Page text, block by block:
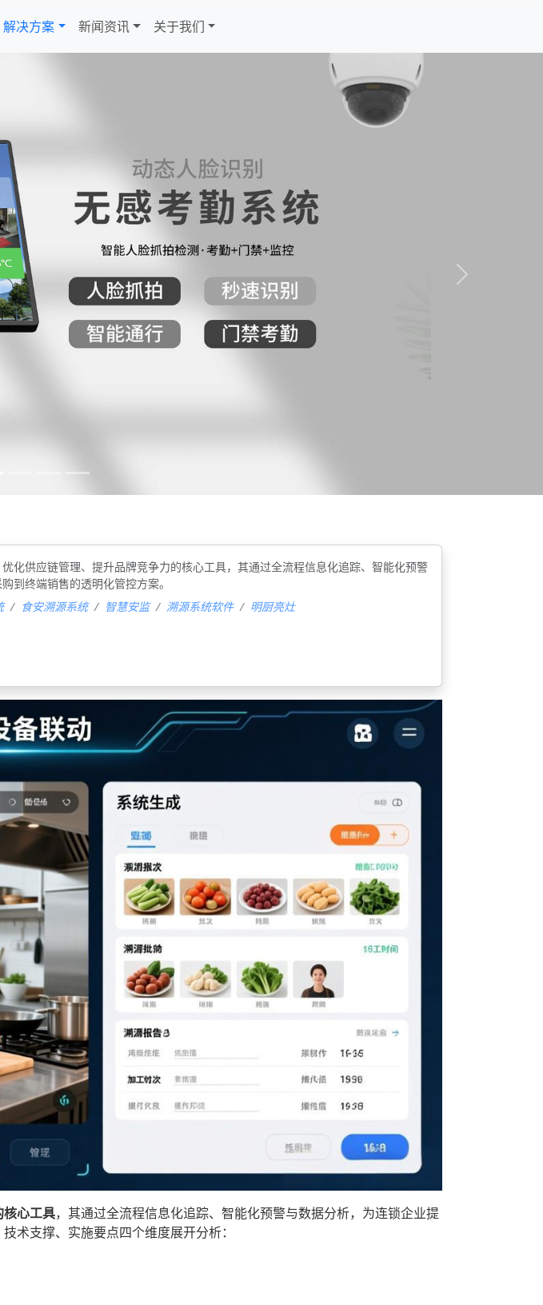
解决方案 新闻资讯 关于我们
Next
化供应链管理、提升品牌竞争力的核心工具‌，其通过全流程信息化追踪、智能化预警
到终端销售的透明化管控方案。
食安溯源系统 智慧安监 溯源系统软件 明厨亮灶
核心工具‌，其通过全流程信息化追踪、智能化预警与数据分析，为连锁企业提
术支撑、实施要点四个维度展开分析：